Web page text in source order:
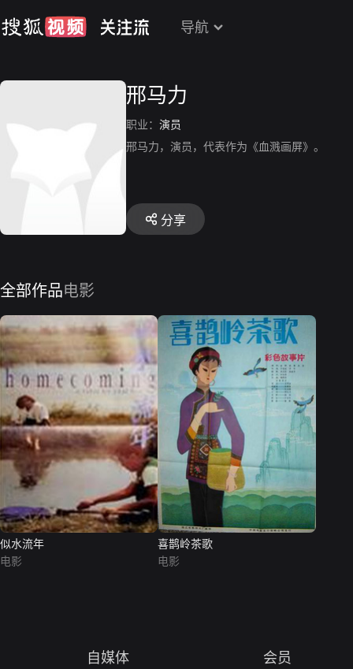
导航
邢马力
职业： 演员
邢马力，演员，代表作为《血溅画屏》。
分享
全部作品电影
似水流年
电影
喜鹊岭茶歌
电影
自媒体 会员